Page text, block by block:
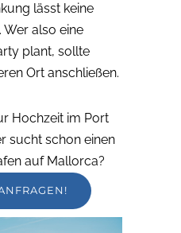
lässt keine
Wer also eine
plant, sollte
Ort anschließen.
Hochzeit im Port
sucht schon einen
auf Mallorca?